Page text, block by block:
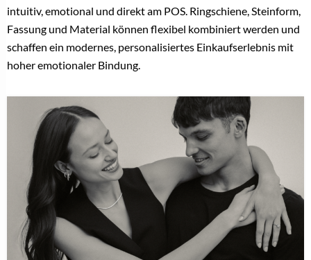
intuitiv, emotional und direkt am POS. Ringschiene, Steinform,
Fassung und Material können flexibel kombiniert werden und
schaffen ein modernes, personalisiertes Einkaufserlebnis mit
hoher emotionaler Bindung.